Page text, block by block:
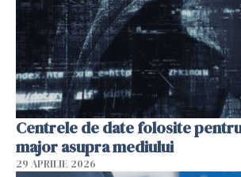
Centrele de date folosite
major asupra mediului
29 APRILIE 2026